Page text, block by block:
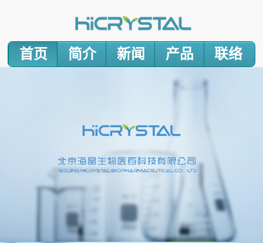
首页 简介 新闻 产品 联络